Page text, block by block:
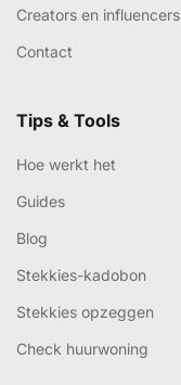
Creators en influencers
Contact
Tips & Tools
Hoe werkt het
Guides
Blog
Stekkies-kadobon
Stekkies opzeggen
Check huurwoning